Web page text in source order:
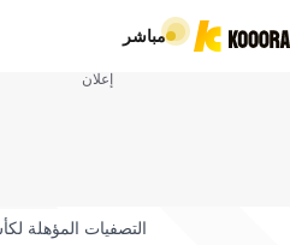
مباشر
إعلان
التصفيات المؤهلة